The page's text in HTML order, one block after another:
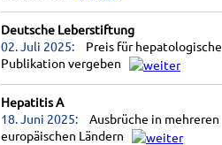
Deutsche Leberstiftung
02. Juli 2025:
Preis für hepatologische
Publikation vergeben
Hepatitis A
18. Juni 2025:
Ausbrüche in mehreren
europäischen Ländern